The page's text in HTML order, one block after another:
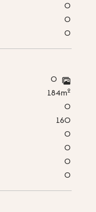
0
0
0
0
184m2
0
160
0
0
0
0